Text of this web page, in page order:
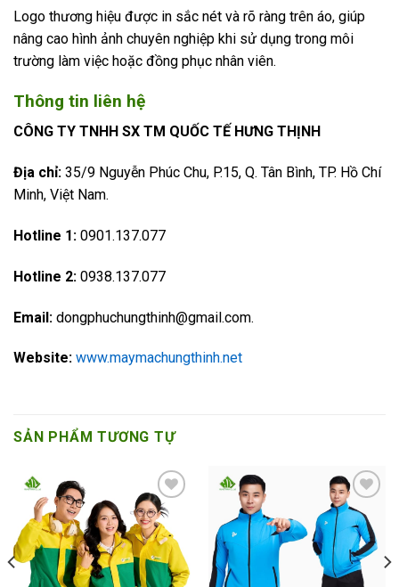
Logo thương hiệu được in sắc nét và rõ ràng trên áo, giúp
nâng cao hình ảnh chuyên nghiệp khi sử dụng trong môi
trường làm việc hoặc đồng phục nhân viên.
Thông tin liên hệ
CÔNG TY TNHH SX TM QUỐC TẾ HƯNG THỊNH
Địa chỉ: 35/9 Nguyễn Phúc Chu, P.15, Q. Tân Bình, TP. Hồ Chí
Minh, Việt Nam.
Hotline 1: 0901.137.077
Hotline 2: 0938.137.077
Email: dongphuchungthinh@gmail.com.
Website: www.maymachungthinh.net
SẢN PHẨM TƯƠNG TỰ
Add to
Wishlist
Add to
Wishlist